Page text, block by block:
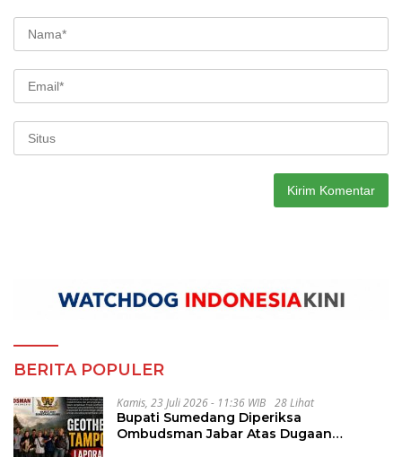
BERITA POPULER
Kamis, 23 Juli 2026 - 11:36 WIB 28 Lihat
Bupati Sumedang Diperiksa
Ombudsman Jabar Atas Dugaan